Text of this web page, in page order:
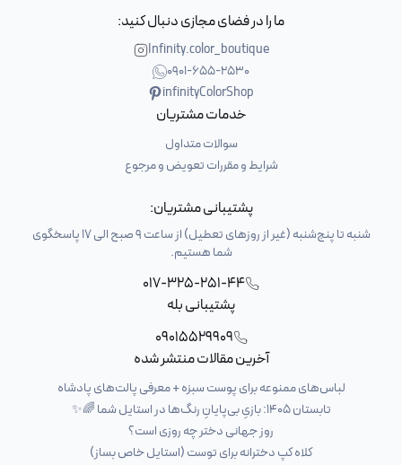
ما را در فضای مجازی دنبال کنید:
Infinity.color_boutique
0901-655-2530
infinityColorShop
خدمات مشتریان
سوالات متداول
شرایط و مقررات تعویض و مرجوع
پشتیبانی مشتریان:
شنبه تا پنج‌شنبه (غیر از روزهای تعطیل) از ساعت 9 صبح الی 17 پاسخگوی
شما هستیم.
017-325-251-44
پشتیبانی بله
09015529909
آخرین مقالات منتشر شده
لباس‌های ممنوعه برای پوست سبزه + معرفی پالت‌های پادشاه
تابستان ۱۴۰۵: بازیِ بی‌پایانِ رنگ‌ها در استایل شما 🌈✨
روز جهانی دختر چه روزی است؟
کلاه کپ دخترانه برای توست (استایل خاص بساز)